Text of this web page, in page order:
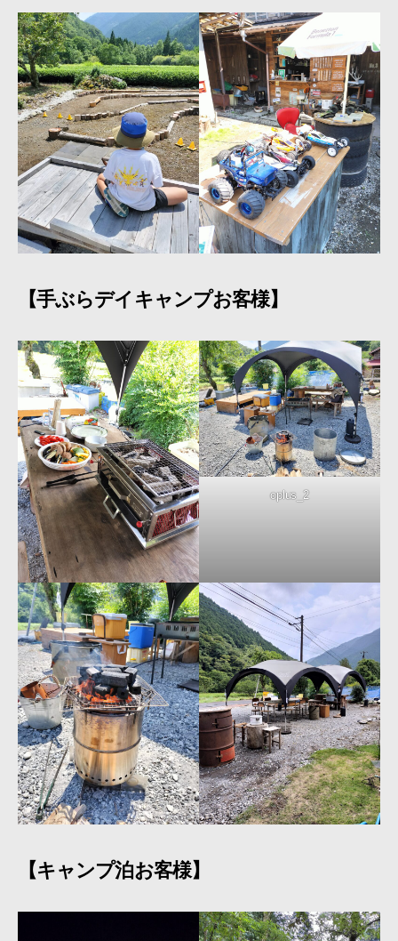
【手ぶらデイキャンプお客様】
oplus_2
【キャンプ泊お客様】